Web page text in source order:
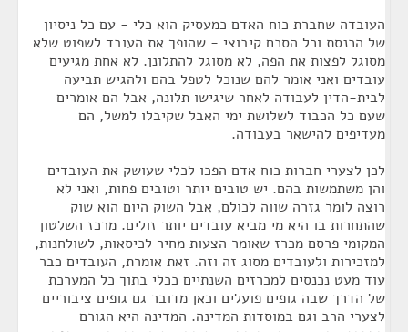
העובדה שחברת כוח האדם כמעסיק הוא כלי - עם כל ניסיון
של הכנסת וכל הסכם קיבוצי - שהופך את העובד לשפוט שלא
מסוגל לפצות את הפה, לא מסוגל להתלונן. לא אחת מגיעים
עובדים ואני אומר להם שנוכל לטפל בהם ולהגיש תביעה
לבית-הדין לעבודה לאחר שיגישו תלונה, אבל הם אומרים
שעם כל הכבוד לשלושת ימי האבל שקיבלו למשל, הם
מעדיפים להישאר בעבודה.
לכן לצערי חברות כוח אדם הפכו לכלי שעושק את העובדים
והן משתמשות בהם. יש טובים יותר וטובים פחות, ואני לא
רוצה לומר גזרה שווה לכולם, אבל השוק היום הוא שוק
שהתחרות בו היא מי מביא עובדים יותר זולים. מרכז השלטון
המקומי פרסם מכרז שאומר הצעות מחיר לכיסאות, לשולחנות,
למזכירות ולעובדים מסוג זה וזה. זאת אומרת, העובדים כבר
עוד מעט נכנסים למכרזים השנתיים ככלי בתוך כל המערכת
של הדרך שבה גופים פועלים וכאן מדובר גם גופים ציבוריים
לצערי הרב וגם במוסדות המדינה. המדינה היא הגורם